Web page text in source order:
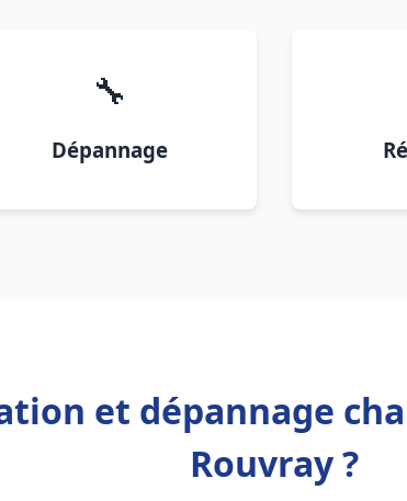
🔧
Dépannage
et dépannage
Rouvray ?